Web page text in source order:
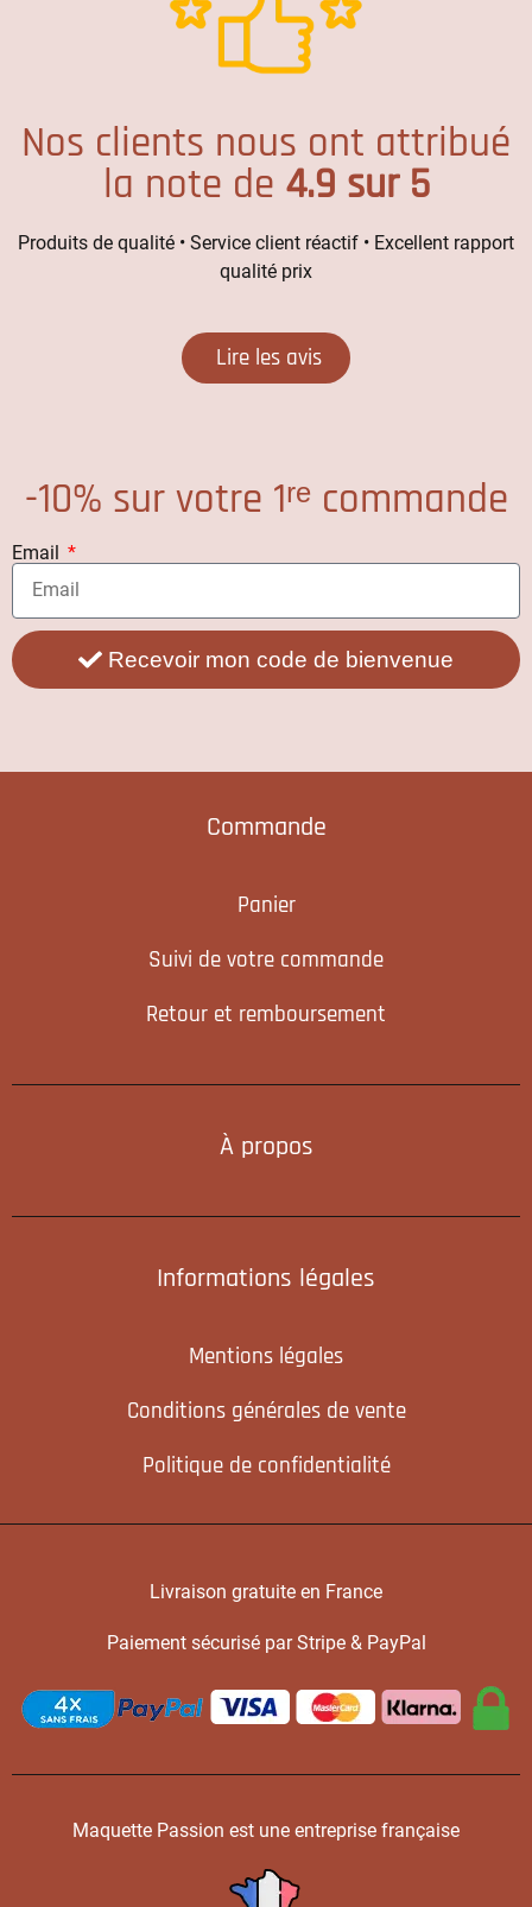
Nos clients nous ont attribué
la note de 4.9 sur 5
Produits de qualité • Service client réactif • Excellent rapport
qualité prix
Lire les avis
-10% sur votre 1ʳᵉ commande
Email
Recevoir mon code de bienvenue
Commande
Panier
Suivi de votre commande
Retour et remboursement
À propos
Informations légales
Mentions légales
Conditions générales de vente
Politique de confidentialité
Livraison gratuite en France
Paiement sécurisé par Stripe & PayPal
Maquette Passion est une entreprise française